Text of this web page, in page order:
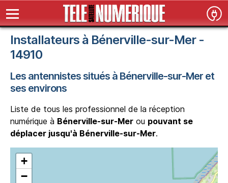
Installateurs à Bénerville-sur-Mer -
14910
Les antennistes situés à Bénerville-sur-Mer et
ses environs
Liste de tous les professionnel de la réception
numérique à Bénerville-sur-Mer ou pouvant se
déplacer jusqu'à Bénerville-sur-Mer.
+
−